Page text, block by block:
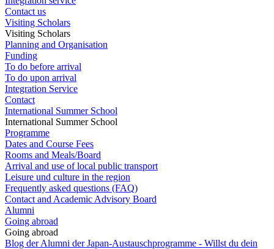
Contact us
Visiting Scholars
Visiting Scholars
Planning and Organisation
Funding
To do before arrival
To do upon arrival
Integration Service
Contact
International Summer School
International Summer School
Programme
Dates and Course Fees
Rooms and Meals/Board
Arrival and use of local public transport
Leisure und culture in the region
Frequently asked questions (FAQ)
Contact and Academic Advisory Board
Alumni
Going abroad
Going abroad
Blog der Alumni der Japan-Austauschprogramme - Willst du dein